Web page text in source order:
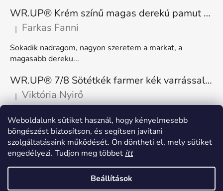
Weboldalunk sütiket használ, hogy kényelmesebb
böngészést biztosítson, és segítsen javítani
szolgáltatásaink működését. Ön döntheti el, mely sütiket
engedélyezi. Tudjon meg többet itt
Beállítások
WR.UP® Krém színű magas derekú pamut nadrág RE(MOVE) WRUP1HC001ORG, Z40
A termék értékelése 5-ből 5 csillag.
| Farkas Fanni
Sokadik nadragom, nagyon szeretem a markat, a
magasabb dereku...
WR.UP® 7/8 Sötétkék farmer kék varrással, superskinny RE(MOVE) WRUP4RC002ORG, J0B
A termék értékelése 5-ből 5 csillag.
| Viktória Nyirő
Nagyon kényelmes, rugalmas. Méretnek megfelelő.